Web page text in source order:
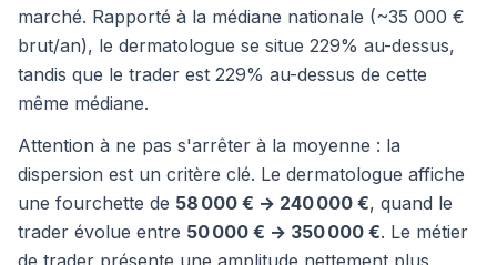
marché. Rapporté à la médiane nationale (~35 000 €
brut/an), le dermatologue se situe 229% au-dessus,
tandis que le trader est 229% au-dessus de cette
même médiane.
Attention à ne pas s'arrêter à la moyenne : la
dispersion est un critère clé. Le dermatologue affiche
une fourchette de 58 000 € → 240 000 €, quand le
trader évolue entre 50 000 € → 350 000 €. Le métier
de trader présente une amplitude nettement plus